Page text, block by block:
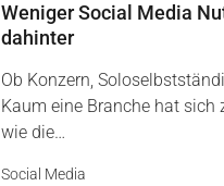
Weniger Social Media
dahinter
Ob Konzern,
Kaum eine Branche hat
wie die…
Social Media